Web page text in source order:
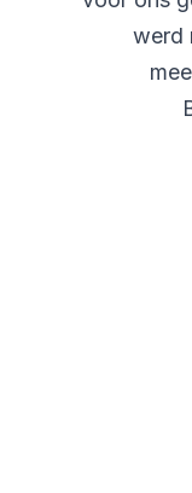
werd